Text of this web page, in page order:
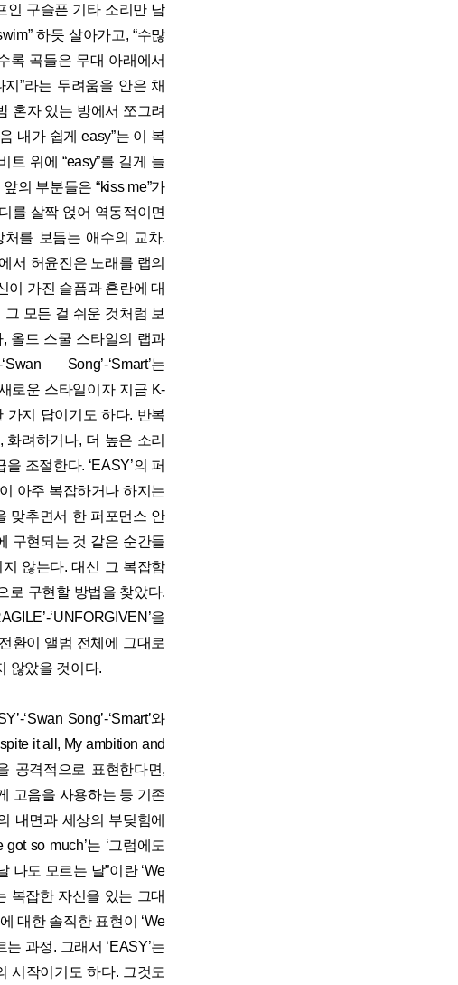
인 구슬픈 기타 소리만 남
하듯 살아가고, “수많
록 곡들은 무대 아래에서
”라는 두려움을 안은 채
혼자 있는 방에서 쪼그려
내가 쉽게 easy”는 이 복
위에 “easy”를 길게 늘
의 부분들은 “kiss me”가
를 살짝 얹어 역동적이면
를 보듬는 애수의 교차.
서 허윤진은 노래를 랩의
이 가진 슬픔과 혼란에 대
모든 걸 쉬운 것처럼 보
올드 스쿨 스타일의 랩과
Song’-‘Smart’는
로운 스타일이자 지금 K-
가지 답이기도 하다. 반복
려하거나, 더 높은 소리
조절한다. ‘EASY’의 퍼
아주 복잡하거나 하지는
맞추면서 한 퍼포먼스 안
구현되는 것 같은 순간들
않는다. 대신 그 복잡함
로 구현할 방법을 찾았다.
‘UNFORGIVEN’을
환이 앨범 전체에 그대로
않았을 것이다.
‘Swan Song’-‘Smart’와
it all, My ambition and
공격적으로 표현한다면,
고음을 사용하는 등 기존
내면과 세상의 부딪힘에
so much’는 ‘그럼에도
나도 모르는 날”이란 ‘We
복잡한 자신을 있는 그대
대한 솔직한 표현이 ‘We
과정. 그래서 ‘EASY’는
시작이기도 하다. 그것도